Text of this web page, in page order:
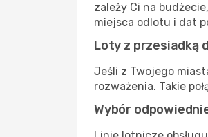
zależy Ci na
miejsca odlotu i dat
Loty z przesiadką
Jeśli z Twojego
rozważenia. Takie
Wybór